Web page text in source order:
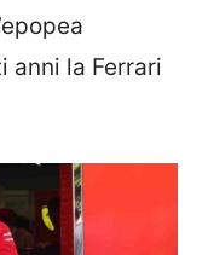
anni la Ferrari